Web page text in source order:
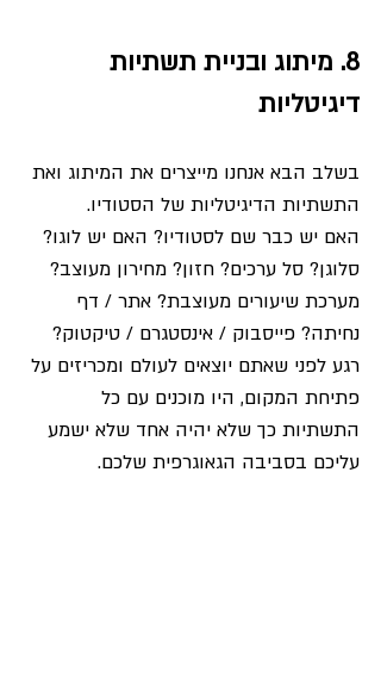
8. מיתוג ובניית תשתיות
דיגיטליות
בשלב הבא אנחנו מייצרים את המיתוג ואת
התשתיות הדיגיטליות של הסטודיו.
האם יש כבר שם לסטודיו? האם יש לוגו?
סלוגן? סל ערכים? חזון? מחירון מעוצב?
מערכת שיעורים מעוצבת? אתר / דף
נחיתה? פייסבוק / אינסטגרם / טיקטוק?
רגע לפני שאתם יוצאים לעולם ומכריזים על
פתיחת המקום, היו מוכנים עם כל
התשתיות כך שלא יהיה אחד שלא ישמע
עליכם בסביבה הגאוגרפית שלכם.